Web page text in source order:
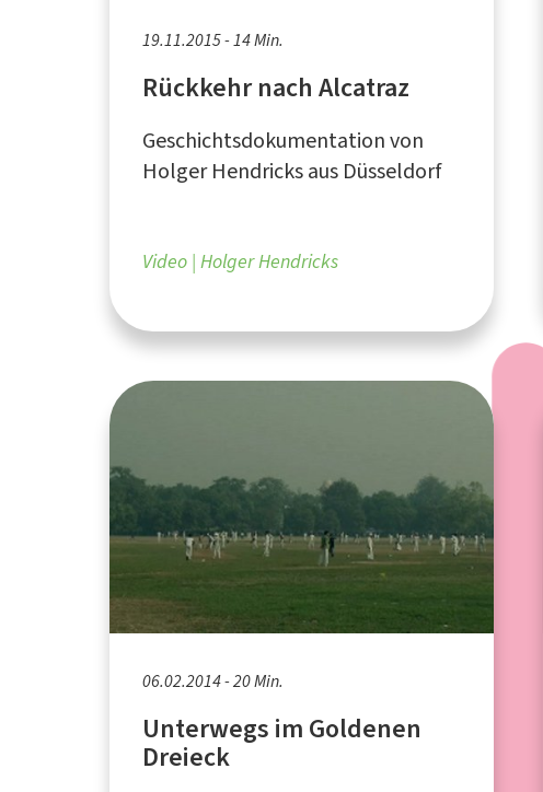
19.11.2015 - 14 Min.
Rückkehr nach Alcatraz
Geschichtsdokumentation von
Holger Hendricks aus Düsseldorf
Video Holger Hendricks
06.02.2014 - 20 Min.
Unterwegs im Goldenen
Dreieck